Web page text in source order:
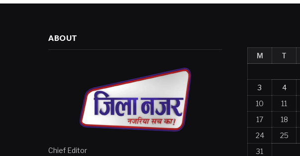
ABOUT
Chief Editor
M
T
3
4
10
11
17
18
24
25
31